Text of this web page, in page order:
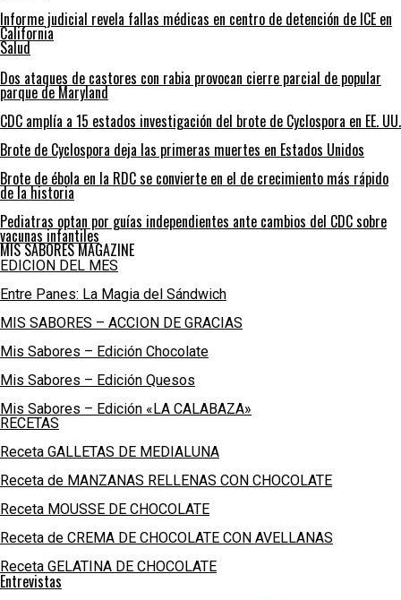
Informe judicial revela fallas médicas en centro de detención de ICE en
California
Salud
Dos ataques de castores con rabia provocan cierre parcial de popular
parque de Maryland
CDC amplía a 15 estados investigación del brote de Cyclospora en EE. UU.
Brote de Cyclospora deja las primeras muertes en Estados Unidos
Brote de ébola en la RDC se convierte en el de crecimiento más rápido
de la historia
Pediatras optan por guías independientes ante cambios del CDC sobre
vacunas infantiles
MIS SABORES MAGAZINE
EDICION DEL MES
Entre Panes: La Magia del Sándwich
MIS SABORES – ACCION DE GRACIAS
Mis Sabores – Edición Chocolate
Mis Sabores – Edición Quesos
Mis Sabores – Edición «LA CALABAZA»
RECETAS
Receta GALLETAS DE MEDIALUNA
Receta de MANZANAS RELLENAS CON CHOCOLATE
Receta MOUSSE DE CHOCOLATE
Receta de CREMA DE CHOCOLATE CON AVELLANAS
Receta GELATINA DE CHOCOLATE
Entrevistas